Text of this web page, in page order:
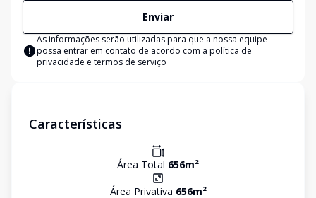
Enviar
As informações serão utilizadas para que a nossa equipe
possa entrar em contato de acordo com a política de
privacidade e termos de serviço
Características
Área Total 656m²
Área Privativa 656m²